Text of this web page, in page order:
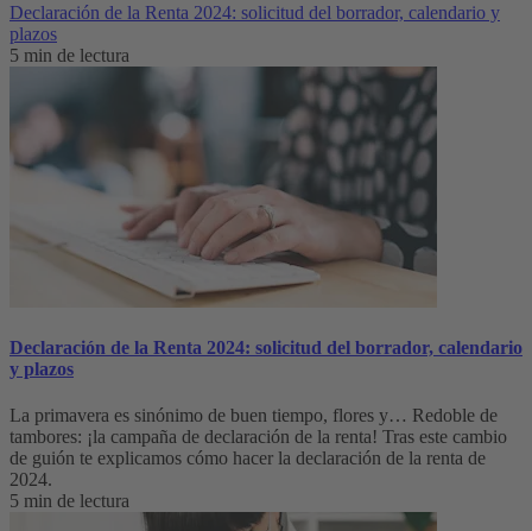
Declaración de la Renta 2024: solicitud del borrador, calendario y
plazos
5 min de lectura
Declaración de la Renta 2024: solicitud del borrador, calendario
y plazos
La primavera es sinónimo de buen tiempo, flores y… Redoble de
tambores: ¡la campaña de declaración de la renta! Tras este cambio
de guión te explicamos cómo hacer la declaración de la renta de
2024.
5 min de lectura